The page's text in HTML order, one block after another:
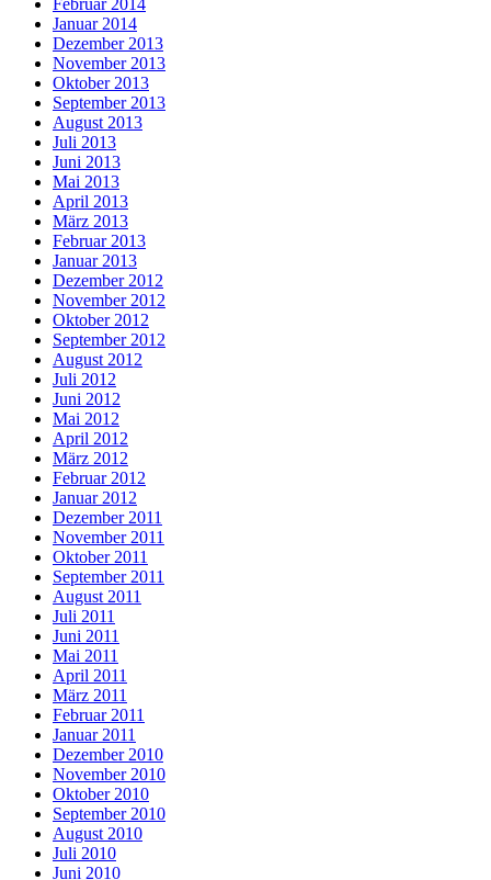
Februar 2014
Januar 2014
Dezember 2013
November 2013
Oktober 2013
September 2013
August 2013
Juli 2013
Juni 2013
Mai 2013
April 2013
März 2013
Februar 2013
Januar 2013
Dezember 2012
November 2012
Oktober 2012
September 2012
August 2012
Juli 2012
Juni 2012
Mai 2012
April 2012
März 2012
Februar 2012
Januar 2012
Dezember 2011
November 2011
Oktober 2011
September 2011
August 2011
Juli 2011
Juni 2011
Mai 2011
April 2011
März 2011
Februar 2011
Januar 2011
Dezember 2010
November 2010
Oktober 2010
September 2010
August 2010
Juli 2010
Juni 2010